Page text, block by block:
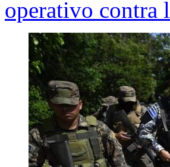
operativo contra